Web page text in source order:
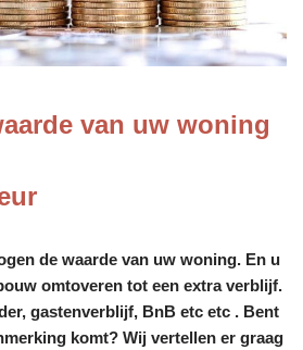
van uw woning
de waarde van uw woning. En u
omtoveren tot een extra verblijf.
gastenverblijf, BnB etc etc . Bent
komt? Wij vertellen er graag